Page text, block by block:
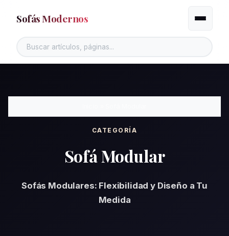
Sofás Modernos Alternar
CATEGORÍA
Sofá Modular
Sofás Modulares: Flexibilidad y Diseño a Tu
Medida